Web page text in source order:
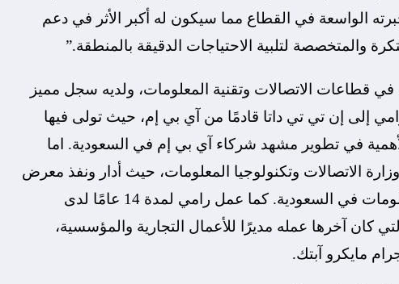
الواسعة في القطاع مما سيكون له أكبر الأثر في دعم
والمتخصصة لتلبية الاحتياجات الدقيقة بالمنطقة.”
تفوق 20 عامًا من العمل في قطاعات الاتصالات وتقنية المعلومات، ولديه سجل مميز
إلى إن تي تي داتا قادمًا من آي بي إم، حيث تولى فيها
في تطوير مشهد شركاء آي بي إم في السعودية. اما
الاتصالات وتكنولوجيا المعلومات، حيث أدار ونفذ معرض
LEAP 2021 بنجاح – وهو أول معرض لتقنية المعلومات في السعودية. كما عمل رامي لمدة 14 عامًا لدى
آخرها عمله مديرًا للأعمال التجارية والمؤسسية،
مايكرو آبتك.